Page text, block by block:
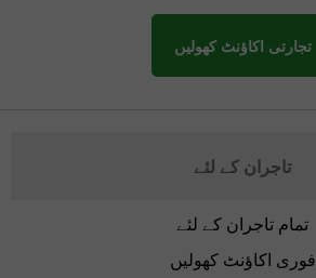
تجارتی اکاؤنٹ کھولیں
تاجران کے لئے
تمام تاجران کے لئے
فوری اکاؤنٹ کھولیں